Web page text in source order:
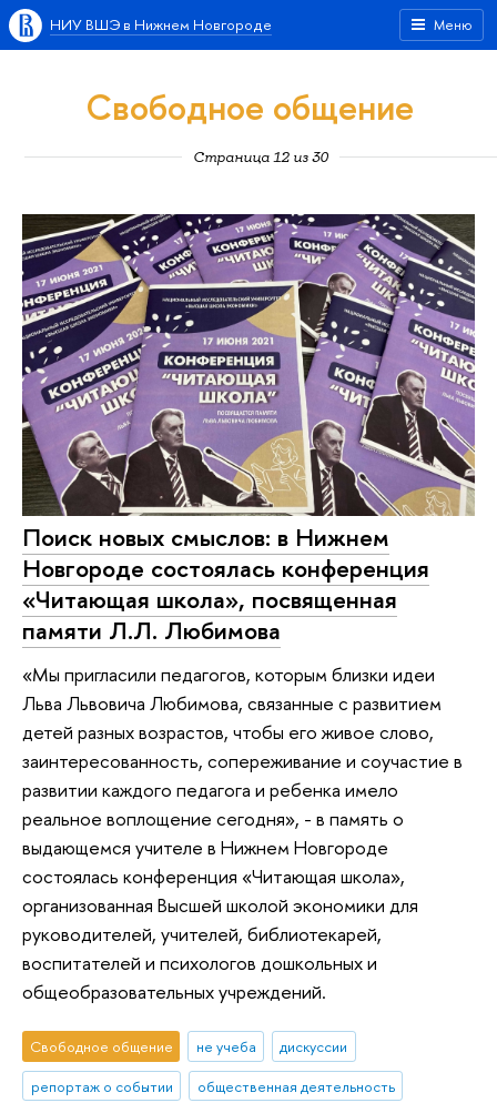
Меню
НИУ ВШЭ в Нижнем Новгороде
Свободное общение
Страница 12 из 30
Поиск новых смыслов: в Нижнем
Новгороде состоялась конференция
«Читающая школа», посвященная
памяти Л.Л. Любимова
«Мы пригласили педагогов, которым близки идеи
Льва Львовича Любимова, связанные с развитием
детей разных возрастов, чтобы его живое слово,
заинтересованность, сопереживание и соучастие в
развитии каждого педагога и ребенка имело
реальное воплощение сегодня», - в память о
выдающемся учителе в Нижнем Новгороде
состоялась конференция «Читающая школа»,
организованная Высшей школой экономики для
руководителей, учителей, библиотекарей,
воспитателей и психологов дошкольных и
общеобразовательных учреждений.
Свободное общение не учеба
дискуссии
репортаж о событии
общественная деятельность